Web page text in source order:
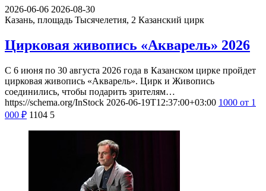
2026-06-06 2026-08-30
Казань, площадь Тысячелетия, 2 Казанский цирк
Цирковая живопись «Акварель» 2026
С 6 июня по 30 августа 2026 года в Казанском цирке пройдет
цирковая живопись «Акварель». Цирк и Живопись
соединились, чтобы подарить зрителям…
https://schema.org/InStock 2026-06-19T12:37:00+03:00 1000 от 1
000 ₽ 1104 5